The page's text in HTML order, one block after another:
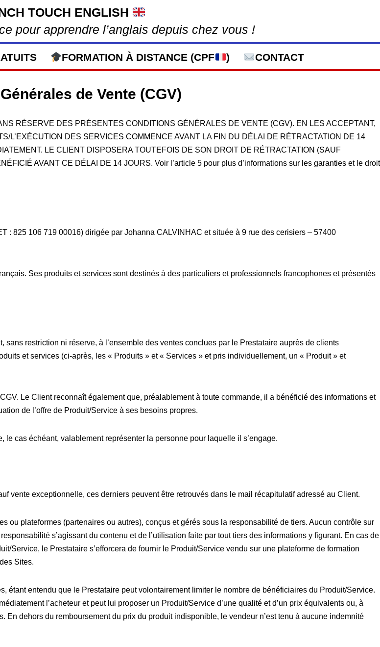
TOUCH ENGLISH
pour apprendre l’anglais depuis chez vous !
FORMATION À DISTANCE (CPF ) CONTACT
de Vente (CGV)
RÉSERVE DES PRÉSENTES CONDITIONS GÉNÉRALES DE VENTE (CGV). EN LES ACCEPTANT,
L’EXÉCUTION DES SERVICES COMMENCE AVANT LA FIN DU DÉLAI DE RÉTRACTATION DE 14
LE CLIENT DISPOSERA TOUTEFOIS DE SON DROIT DE RÉTRACTATION (SAUF
AVANT CE DÉLAI DE 14 JOURS. Voir l’article 5 pour plus d’informations sur les garanties et le droit
: 825 106 719 00016) dirigée par Johanna CALVINHAC et située à 9 rue des cerisiers – 57400
Ses produits et services sont destinés à des particuliers et professionnels francophones et présentés
restriction ni réserve, à l’ensemble des ventes conclues par le Prestataire auprès de clients
et services (ci-après, les « Produits » et « Services » et pris individuellement, un « Produit » et
Le Client reconnaît également que, préalablement à toute commande, il a bénéficié des informations et
de l’offre de Produit/Service à ses besoins propres.
cas échéant, valablement représenter la personne pour laquelle il s’engage.
vente exceptionnelle, ces derniers peuvent être retrouvés dans le mail récapitulatif adressé au Client.
ou plateformes (partenaires ou autres), conçus et gérés sous la responsabilité de tiers. Aucun contrôle sur
s’agissant du contenu et de l’utilisation faite par tout tiers des informations y figurant. En cas de
Service, le Prestataire s’efforcera de fournir le Produit/Service vendu sur une plateforme de formation
Sites.
étant entendu que le Prestataire peut volontairement limiter le nombre de bénéficiaires du Produit/Service.
l’acheteur et peut lui proposer un Produit/Service d’une qualité et d’un prix équivalents ou, à
dehors du remboursement du prix du produit indisponible, le vendeur n’est tenu à aucune indemnité